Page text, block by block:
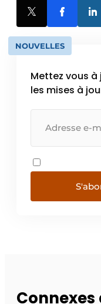
NOUVELLES
Mettez vous
les mises à